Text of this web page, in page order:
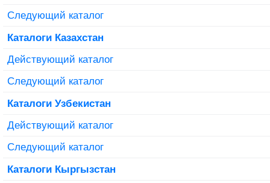
Следующий каталог
Каталоги Казахстан
Действующий каталог
Следующий каталог
Каталоги Узбекистан
Действующий каталог
Следующий каталог
Каталоги Кыргызстан